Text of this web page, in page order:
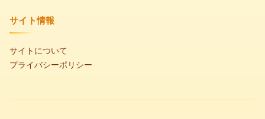
サイト情報
サイトについて
プライバシーポリシー